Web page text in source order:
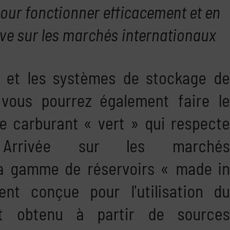
WATER AND ADBLUE®
GOOD PRACTICE
fonctionner efficacement et en
sur les marchés internationaux
et les systèmes de stockage de
pourrez également faire le
carburant « vert » qui respecte
Arrivée sur les marchés
gamme de réservoirs « made in
conçue pour l'utilisation du
obtenu à partir de sources